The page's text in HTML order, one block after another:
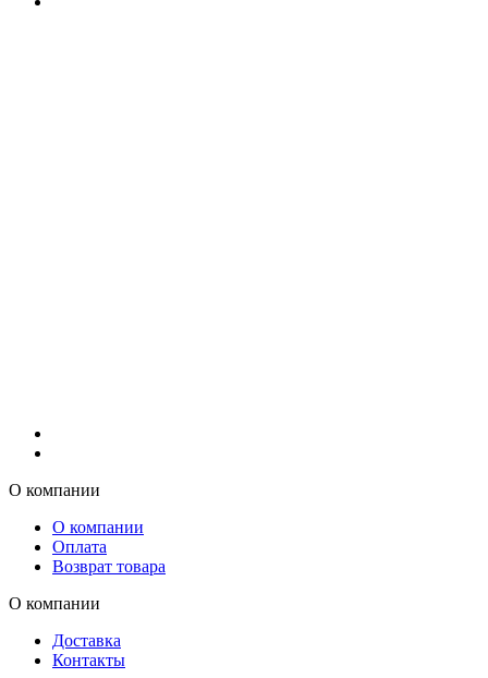
О компании
О компании
Оплата
Возврат товара
О компании
Доставка
Контакты